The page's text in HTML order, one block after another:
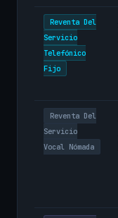
Reventa Del
Servicio
Telefónico
Fijo
Reventa Del
Servicio
Vocal Nómada